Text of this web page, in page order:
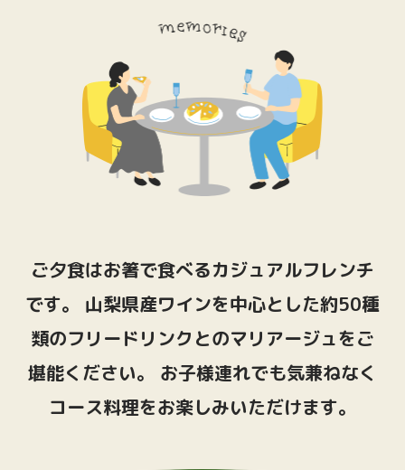
ご夕食はお箸で食べるカジュアルフレンチ
です。
山梨県産ワインを中心とした約50種
類のフリードリンクとのマリアージュをご
堪能ください。
お子様連れでも気兼ねなく
コース料理をお楽しみいただけます。